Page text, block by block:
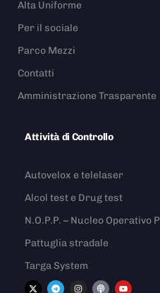
Alta Uniforme
Per il sociale
Parco Mezzi
Contatti
Amministrazione Trasparente
Attività di Controllo
Autovelox e telelaser
Alcol test e Drug test
N.O.P.P. – Nucleo Operativo
Pattuglia stradale
Targa System